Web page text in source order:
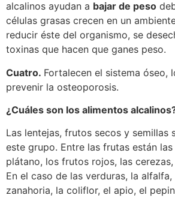
alcalinos ayudan a bajar de peso
células grasas crecen en un
reducir éste del organismo, se
toxinas que hacen que ganes peso.
Cuatro. Fortalecen el sistema óseo,
prevenir la osteoporosis.
¿Cuáles son los alimentos
Las lentejas, frutos secos y semillas
este grupo. Entre las frutas están las
plátano, los frutos rojos, las
En el caso de las verduras, la
zanahoria, la coliflor, el apio, el